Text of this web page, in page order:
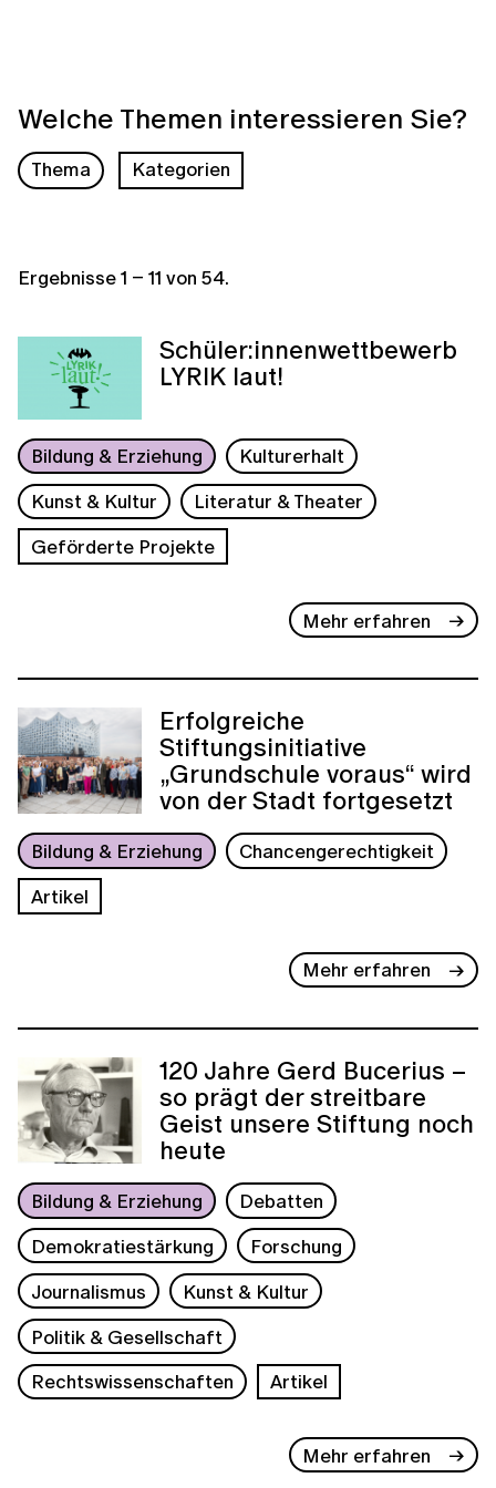
Welche Themen interessieren Sie?
Thema Kategorien
Ergebnisse1 – 11 von 54.
Schüler:innenwettbewerb
LYRIK laut!
Bildung & Erziehung
Kulturerhalt
Kunst & Kultur
Literatur & Theater
Geförderte Projekte
Mehr erfahren
Erfolgreiche
Stiftungsinitiative
„Grundschule voraus“ wird
von der Stadt fortgesetzt
Bildung & Erziehung
Chancengerechtigkeit
Artikel
Mehr erfahren
120 Jahre Gerd Bucerius –
so prägt der streitbare
Geist unsere Stiftung noch
heute
Bildung & Erziehung
Debatten
Demokratiestärkung
Forschung
Journalismus
Kunst & Kultur
Politik & Gesellschaft
Rechtswissenschaften
Artikel
Mehr erfahren